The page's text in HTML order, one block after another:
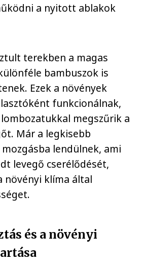
a nyitott ablakok
terekben a magas
bambuszok is
Ezek a növények
funkcionálnak,
megszűrik a
Már a legkisebb
lendülnek, ami
levegő cserélődését,
növényi klíma által
és a növényi